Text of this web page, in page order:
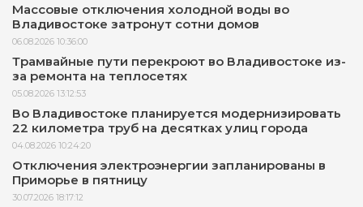
Массовые отключения холодной воды во
Владивостоке затронут сотни домов
06.08.2026 10:36:00
Трамвайные пути перекроют во Владивостоке из-
за ремонта на теплосетях
05.08.2026 13:12:53
Во Владивостоке планируется модернизировать
22 километра труб на десятках улиц города
04.08.2026 10:24:20
Отключения электроэнергии запланированы в
Приморье в пятницу
30.07.2026 18:17:12